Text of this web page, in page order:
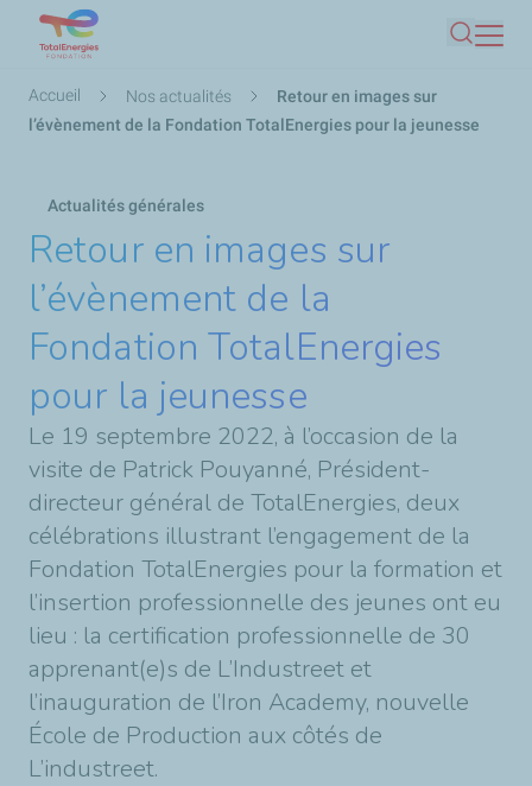
contenu
principal
Fil
d'Ariane
Accueil Nos actualités
Retour en images sur
l’évènement de la Fondation TotalEnergies pour la jeunesse
Actualités générales
Retour en images sur
l’évènement de la
Fondation TotalEnergies
pour la jeunesse
Le 19 septembre 2022, à l’occasion de la
visite de Patrick Pouyanné, Président-
directeur général de TotalEnergies, deux
célébrations illustrant l’engagement de la
Fondation TotalEnergies pour la formation et
l’insertion professionnelle des jeunes ont eu
lieu : la certification professionnelle de 30
apprenant(e)s de L’Industreet et
l’inauguration de l’Iron Academy, nouvelle
École de Production aux côtés de
L’industreet.